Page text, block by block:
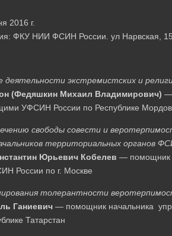
2016 г.
ФКУ НИИ ФСИН России. ул Нарвская, 15.
деятельности экстремистских и
(Федяшкин Михаил Владимирович) —
УФСИН России по Республике
свободы совести и
территориальных органов
Юрьевич Кобелев — помощник
России по г. Москве
толерантности
Ганиевич — помощник начальника
Татарстан